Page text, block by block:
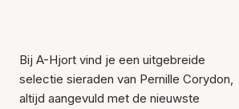
Bij A-Hjort vind je een uitgebreide
selectie sieraden van Pernille Corydon,
altijd aangevuld met de nieuwste